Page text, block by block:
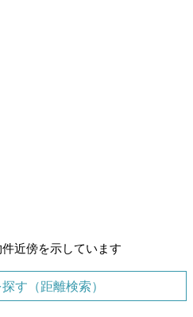
近傍を示しています
す（距離検索）